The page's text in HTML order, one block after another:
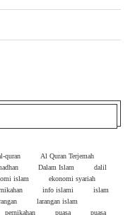
quran
Al Quran Terjemah
Dalam Islam
dalil
islam
ekonomi syariah
info islami
islam
larangan islam
pernikahan puasa
puasa